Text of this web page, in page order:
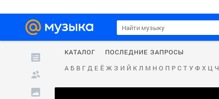
КАТАЛОГ
ПОСЛЕДНИЕ ЗАПРОСЫ
А Б В Г Д Е Ё Ж З И Й К Л М Н О П Р С Т У Ф Х Ц Ч